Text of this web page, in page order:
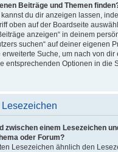
Beiträge und Themen
du dir anzeigen lassen,
oben auf der Boardseite
anzeigen“ in deinem
suchen“ auf deiner eigenen
Suche, um nach von dir
entsprechenden Optionen in die
zwischen einem Lesezeichen
oder Forum?
Lesezeichen ähnlich den